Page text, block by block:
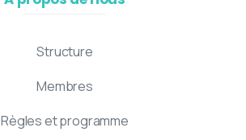
Structure
Membres
Règles et programme